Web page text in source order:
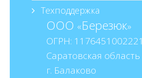
Техподдержка
ООО «Березюк»
ОГРН: 1176451002221
Саратовская область
г. Балаково